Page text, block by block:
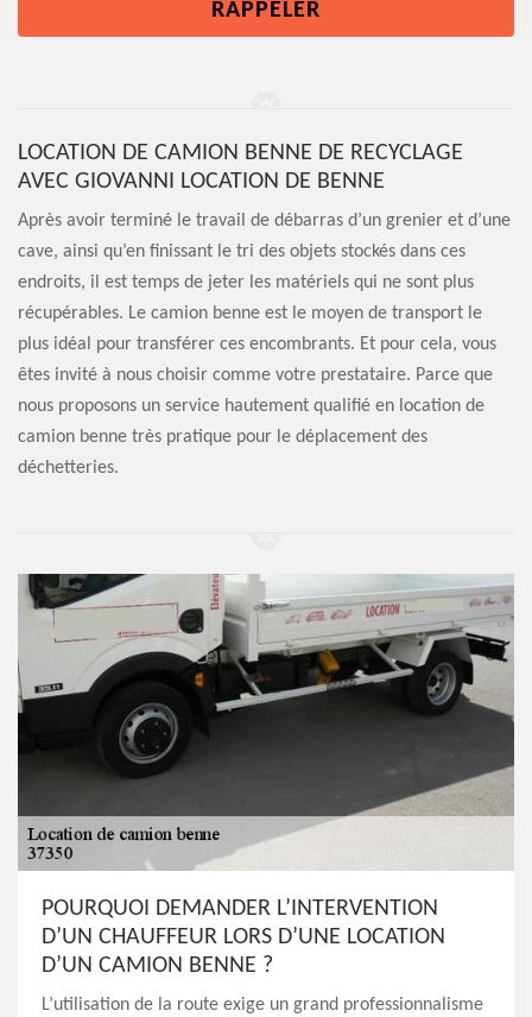
LOCATION DE CAMION BENNE DE RECYCLAGE
AVEC GIOVANNI LOCATION DE BENNE
Après avoir terminé le travail de débarras d’un grenier et d’une
cave, ainsi qu’en finissant le tri des objets stockés dans ces
endroits, il est temps de jeter les matériels qui ne sont plus
récupérables. Le camion benne est le moyen de transport le
plus idéal pour transférer ces encombrants. Et pour cela, vous
êtes invité à nous choisir comme votre prestataire. Parce que
nous proposons un service hautement qualifié en location de
camion benne très pratique pour le déplacement des
déchetteries.
POURQUOI DEMANDER L’INTERVENTION
D’UN CHAUFFEUR LORS D’UNE LOCATION
D’UN CAMION BENNE ?
L’utilisation de la route exige un grand professionnalisme